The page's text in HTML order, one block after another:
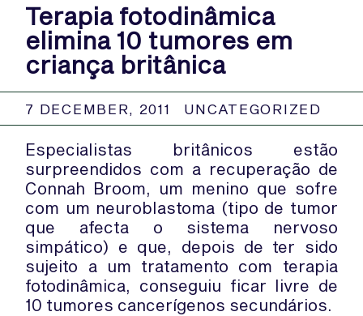
Terapia fotodinâmica
elimina 10 tumores em
criança britânica
7 DECEMBER, 2011 UNCATEGORIZED
Especialistas britânicos estão
surpreendidos com a recuperação de
Connah Broom, um menino que sofre
com um neuroblastoma (tipo de tumor
que afecta o sistema nervoso
simpático) e que, depois de ter sido
sujeito a um tratamento com terapia
fotodinâmica, conseguiu ficar livre de
10 tumores cancerígenos secundários.